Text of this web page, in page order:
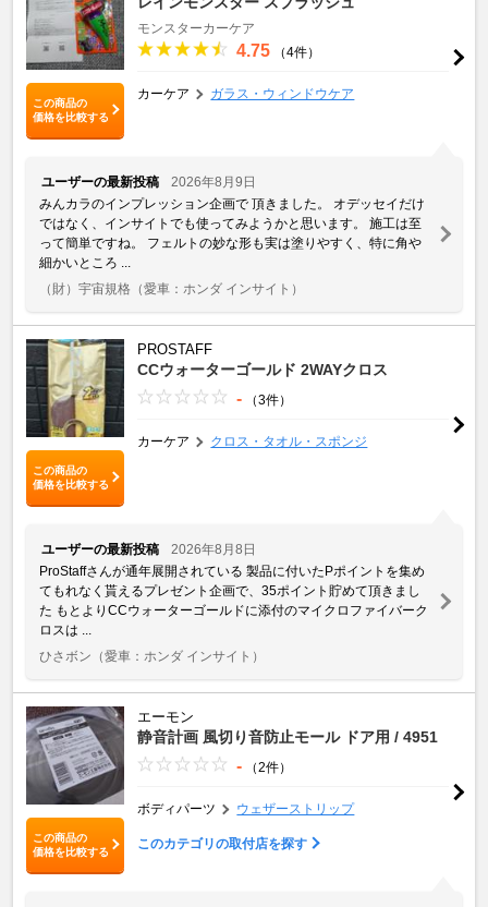
この商品の
価格を比較する
モンスターカーケア
4.75 （4件）
カーケア ガラス・ウィンドウケア
ユーザーの最新投稿
2026年8月9日
みんカラのインプレッション企画で 頂きました。 オデッセイだけ
ではなく、インサイトでも使ってみようかと思います。 施工は至
って簡単ですね。 フェルトの妙な形も実は塗りやすく、特に角や
細かいところ ...
（財）宇宙規格 （愛車：ホンダ インサイト）
この商品の
価格を比較する
PROSTAFF
CCウォーターゴールド 2WAYクロス
- （3件）
カーケア クロス・タオル・スポンジ
ユーザーの最新投稿
2026年8月8日
ProStaffさんが通年展開されている 製品に付いたPポイントを集め
てもれなく貰えるプレゼント企画で、35ポイント貯めて頂きまし
た もとよりCCウォーターゴールドに添付のマイクロファイバーク
ロスは ...
ひさボン （愛車：ホンダ インサイト）
この商品の
価格を比較する
エーモン
静音計画 風切り音防止モール ドア用 / 4951
- （2件）
ボディパーツ ウェザーストリップ
このカテゴリの取付店を探す